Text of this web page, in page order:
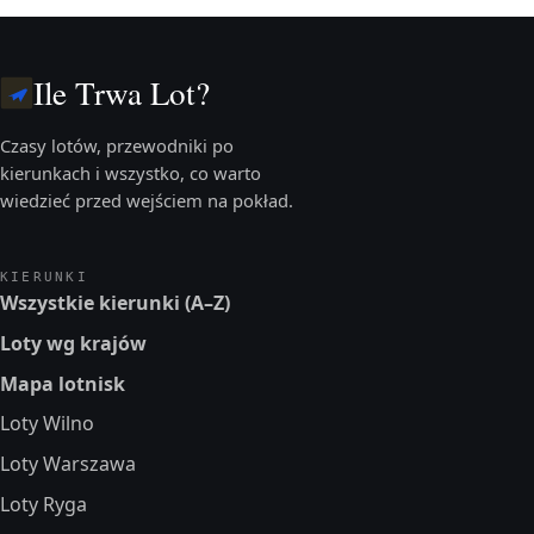
Ile Trwa Lot?
Czasy lotów, przewodniki po
kierunkach i wszystko, co warto
wiedzieć przed wejściem na pokład.
KIERUNKI
Wszystkie kierunki (A–Z)
Loty wg krajów
Mapa lotnisk
Loty Wilno
Loty Warszawa
Loty Ryga